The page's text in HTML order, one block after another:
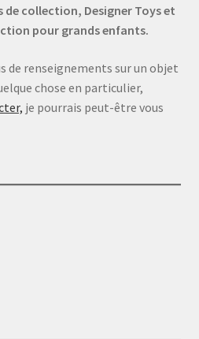
collection, Designer Toys et
pour grands enfants.
de renseignements sur un objet
chose en particulier,
je pourrais peut-être vous